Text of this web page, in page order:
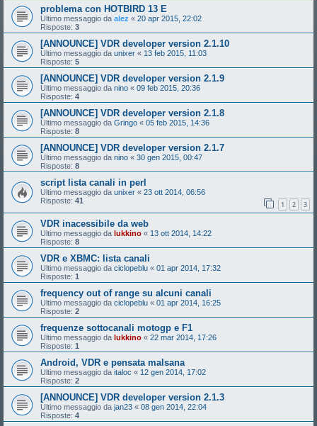
problema con HOTBIRD 13 E
Ultimo messaggio da alez « 20 apr 2015, 22:02
Risposte: 3
[ANNOUNCE] VDR developer version 2.1.10
Ultimo messaggio da unixer « 13 feb 2015, 11:03
Risposte: 5
[ANNOUNCE] VDR developer version 2.1.9
Ultimo messaggio da nino « 09 feb 2015, 20:36
Risposte: 4
[ANNOUNCE] VDR developer version 2.1.8
Ultimo messaggio da Gringo « 05 feb 2015, 14:36
Risposte: 8
[ANNOUNCE] VDR developer version 2.1.7
Ultimo messaggio da nino « 30 gen 2015, 00:47
Risposte: 8
script lista canali in perl
Ultimo messaggio da unixer « 23 ott 2014, 06:56
Risposte: 41 1 2 3
VDR inacessibile da web
Ultimo messaggio da lukkino « 13 ott 2014, 14:22
Risposte: 8
VDR e XBMC: lista canali
Ultimo messaggio da ciclopeblu « 01 apr 2014, 17:32
Risposte: 1
frequency out of range su alcuni canali
Ultimo messaggio da ciclopeblu « 01 apr 2014, 16:25
Risposte: 2
frequenze sottocanali motogp e F1
Ultimo messaggio da lukkino « 22 mar 2014, 17:26
Risposte: 1
Android, VDR e pensata malsana
Ultimo messaggio da italoc « 12 gen 2014, 17:02
Risposte: 2
[ANNOUNCE] VDR developer version 2.1.3
Ultimo messaggio da jan23 « 08 gen 2014, 22:04
Risposte: 4